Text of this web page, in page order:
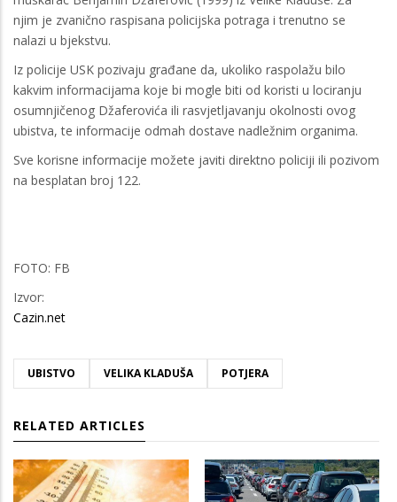
njim je zvanično raspisana policijska potraga i trenutno se
nalazi u bjekstvu.
Iz policije USK pozivaju građane da, ukoliko raspolažu bilo
kakvim informacijama koje bi mogle biti od koristi u lociranju
osumnjičenog Džaferovića ili rasvjetljavanju okolnosti ovog
ubistva, te informacije odmah dostave nadležnim organima.
Sve korisne informacije možete javiti direktno policiji ili pozivom
na besplatan broj 122.
FOTO: FB
Izvor:
Cazin.net
UBISTVO VELIKA KLADUŠA POTJERA
RELATED ARTICLES